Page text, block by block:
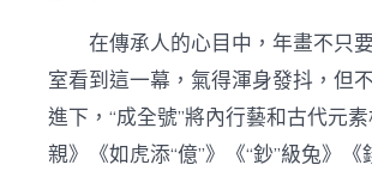
在傳承人的心目中，年畫不只
室看到這一幕，氣得渾身發抖，但
進下，“成全號”將內行藝和古代元
親》《如虎添“億”》《“鈔”級兔》